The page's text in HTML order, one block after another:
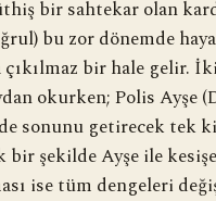
bir sahtekar olan
bu zor dönemde
çıkılmaz bir hale gelir.
okurken; Polis Ayşe
sonunu getirecek tek
şekilde Ayşe ile
ise tüm dengeleri